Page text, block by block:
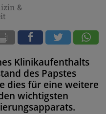
&
Klinikaufenthalts
des Papstes
dies für eine weitere
wichtigsten